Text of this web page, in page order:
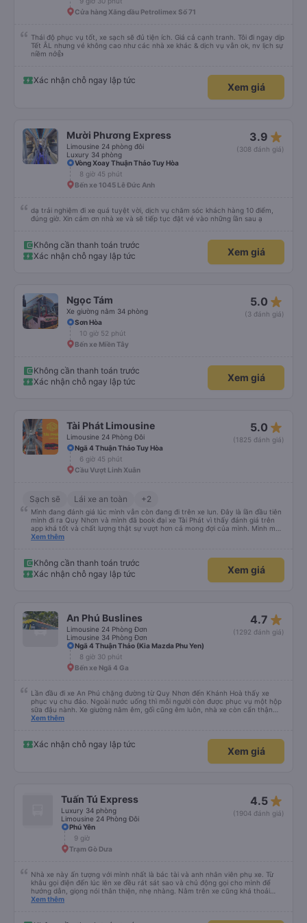
Cửa hàng Xăng dầu Petrolimex Số 71
Thái độ phục vụ tốt, xe sạch sẽ đủ tiện ích. Giá cả cạnh tranh. Tôi đi ngay dịp
Tết ÂL nhưng vé không cao như các nhà xe khác & dịch vụ vẫn ok, nv lịch sự
niềm nở👍
Xác nhận chỗ ngay lập tức
Xem giá
Mười Phương Express
Limousine 24 phòng đôi
Luxury 34 phòng
3.9 star_rate
(308 đánh giá)
Vòng Xoay Thuận Thảo Tuy Hòa
8 giờ 45 phút
Bến xe 1045 Lê Đức Anh
dạ trải nghiệm đi xe quá tuyệt vời, dịch vụ chăm sóc khách hàng 10 điểm,
đúng giờ. Xin cảm ơn nhà xe và sẽ tiếp tục đặt vé vào những lần sau ạ
Không cần thanh toán trước
Xác nhận chỗ ngay lập tức
Xem giá
Ngọc Tám
Xe giường nằm 34 phòng
5.0 star_rate
(3 đánh giá)
Sơn Hòa
10 giờ 52 phút
Bến xe Miền Tây
Không cần thanh toán trước
Xác nhận chỗ ngay lập tức
Xem giá
Tài Phát Limousine
Limousine 24 Phòng Đôi
5.0 star_rate
(1825 đánh giá)
Ngã 4 Thuận Thảo Tuy Hòa
6 giờ 45 phút
Cầu Vượt Linh Xuân
Sạch sẽ Lái xe an toàn +2
Mình đang đánh giá lúc mình vẫn còn đang đi trên xe lun. Đây là lần đầu tiên
mình đi ra Quy Nhơn và mình đã book đại xe Tài Phát vì thấy đánh giá trên
app khá tốt và chất lượng thật sự vượt hơn cả mong đợi của mình. Mình mua
giường đôi và vừa đủ cho 2 người. Nhân viên của nhà xe phải nói là siêu nhiệt
trung chuyển và lên xe lớn thì luôn hỗ trợ xách vali giùm tụi mình. Trên xe thì
có cả bánh và sữa miễn phí cho khách còn chuẩn bị cả thuốc say xe, dép,
mền, gối và đặc biệt là có gối ôm. Nchung là phải chấm nhà xe 10 sao mới
Xem thêm
Không cần thanh toán trước
Xác nhận chỗ ngay lập tức
Xem giá
An Phú Buslines
Limousine 24 Phòng Đơn
Limousine 34 Phòng Đơn
4.7 star_rate
(1292 đánh giá)
Ngã 4 Thuận Thảo (Kia Mazda Phu Yen)
8 giờ 30 phút
Bến xe Ngã 4 Ga
Lần đầu đi xe An Phú chặng đường từ Quy Nhơn đến Khánh Hoà thấy xe
phục vụ chu đáo. Ngoài nước uống thì mỗi người còn được phục vụ một hộp
sữa đậu nành. Xe giường nằm êm, gối cũng êm luôn, nhà xe còn cẩn thận
treo thêm ở mỗi giường một cái giỏ nhỏ để đựng chai nước uống tránh rớt.
ngoài (với số tiền bỏ ra cho tuyến đường như vậy thì thấy rất tốt)
Xem thêm
Xác nhận chỗ ngay lập tức
Xem giá
Tuấn Tú Express
Luxury 34 phòng
Limousine 24 Phòng Đôi
4.5 star_rate
(1904 đánh giá)
Phú Yên
9 giờ
Trạm Gò Dưa
Nhà xe này ấn tượng với mình nhất là bác tài và anh nhân viên phụ xe. Từ
khâu gọi điện đến lúc lên xe đều rát sát sao và chủ động gọi cho mình để
hướng dẫn, giọng nói thân thiện, nhẹ nhàng. Nằm trên xe cũng khá thoải
mái, chăn nệm nước suối đầy đủ. Chuyến xe của mình hầu hết là các cô bác
Xem thêm